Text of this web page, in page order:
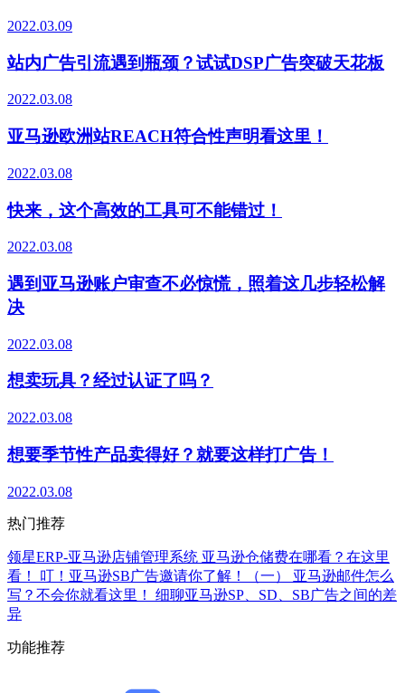
2022.03.09
站内广告引流遇到瓶颈？试试DSP广告突破天花板
2022.03.08
亚马逊欧洲站REACH符合性声明看这里！
2022.03.08
快来，这个高效的工具可不能错过！
2022.03.08
遇到亚马逊账户审查不必惊慌，照着这几步轻松解
决
2022.03.08
想卖玩具？经过认证了吗？
2022.03.08
想要季节性产品卖得好？就要这样打广告！
2022.03.08
热门推荐
领星ERP-亚马逊店铺管理系统 亚马逊仓储费在哪看？在这里
看！
叮！亚马逊SB广告邀请你了解！（一）
亚马逊邮件怎么
写？不会你就看这里！
细聊亚马逊SP、SD、SB广告之间的差
异
功能推荐